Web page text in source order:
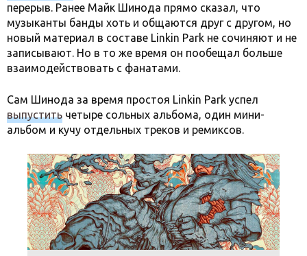
перерыв. Ранее Майк Шинода прямо сказал, что
музыканты банды хоть и общаются друг с другом, но
новый материал в составе Linkin Park не сочиняют и не
записывают. Но в то же время он пообещал больше
взаимодействовать с фанатами.
Сам Шинода за время простоя Linkin Park успел
выпустить четыре сольных альбома, один мини-
альбом и кучу отдельных треков и ремиксов.